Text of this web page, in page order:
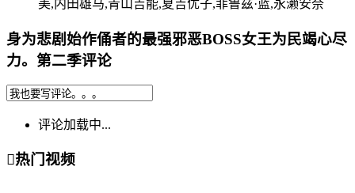
美,内田雄马,青山吉能,夏吉优子,菲鲁兹·蓝,永濑安奈
身为悲剧始作俑者的最强邪恶BOSS女王为民竭心尽
力。第二季评论
评论加载中...
热门视频